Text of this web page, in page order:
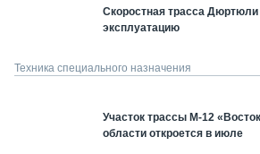
Скоростная трасса
эксплуатацию
Техника специального назначения
Участок трассы М-12
области откроется в июле